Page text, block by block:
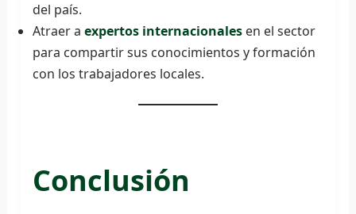
del país.
Atraer a expertos internacionalesen el sector
para compartir sus conocimientos y formación
con los trabajadores locales.
Conclusión